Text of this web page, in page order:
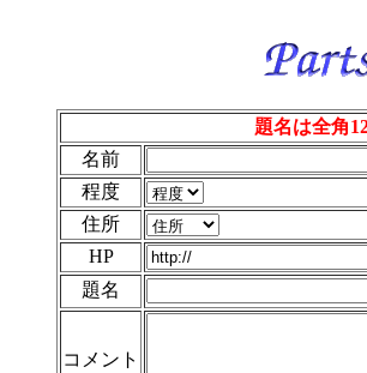
題名は全角
名前
程度
住所
HP
題名
コメント